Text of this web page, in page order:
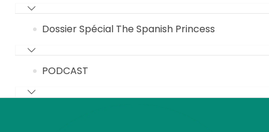
Dossier Spécial The Spanish Princess
PODCAST